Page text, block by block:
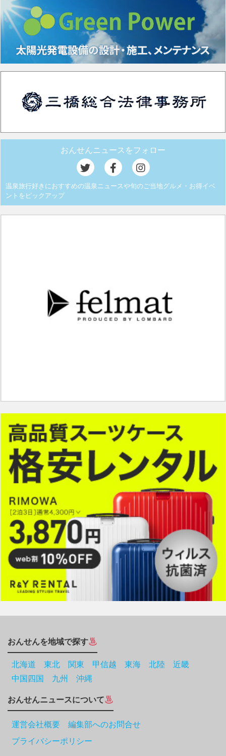
おんせんニュースをフォロー
温泉旅行好きにおすすめの温泉ニュースや旬のご当地グルメ・お得イベ
ントをピックアップ
おんせんを地域で探す
北海道 東北 関東 甲信越 東海 北陸
近畿
中国四国
九州 沖縄
おんせんニュースについて
運営会社概要 編集部へのお問合せ
プライバシーポリシー